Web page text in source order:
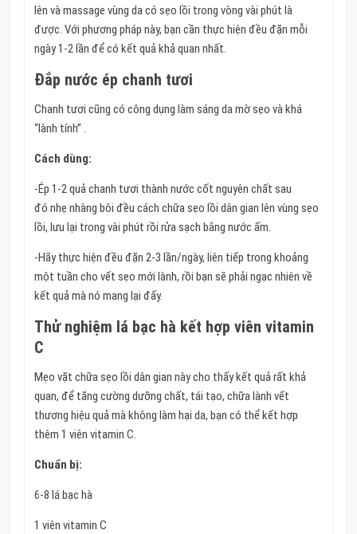
lên và massage vùng da có sẹo lồi trong vòng vài phút là
được. Với phương pháp này, bạn cần thực hiện đều đặn mỗi
ngày 1-2 lần để có kết quả khả quan nhất.
Đắp nước ép chanh tươi
Chanh tươi cũng có công dụng làm sáng da mờ sẹo và khá
“lành tính” .
Cách dùng:
-Ép 1-2 quả chanh tươi thành nước cốt nguyên chất sau
đó nhẹ nhàng bôi đều cách chữa sẹo lồi dân gian lên vùng sẹo
lồi, lưu lại trong vài phút rồi rửa sạch bằng nước ấm.
-Hãy thực hiện đều đặn 2-3 lần/ngày, liên tiếp trong khoảng
một tuần cho vết sẹo mới lành, rồi bạn sẽ phải ngạc nhiên về
kết quả mà nó mang lại đấy.
Thử nghiệm lá bạc hà kết hợp viên vitamin
C
Mẹo vặt chữa sẹo lồi dân gian này cho thấy kết quả rất khả
quan, để tăng cường dưỡng chất, tái tạo, chữa lành vết
thương hiệu quả mà không làm hại da, bạn có thể kết hợp
thêm 1 viên vitamin C.
Chuẩn bị:
6-8 lá bạc hà
1 viên vitamin C